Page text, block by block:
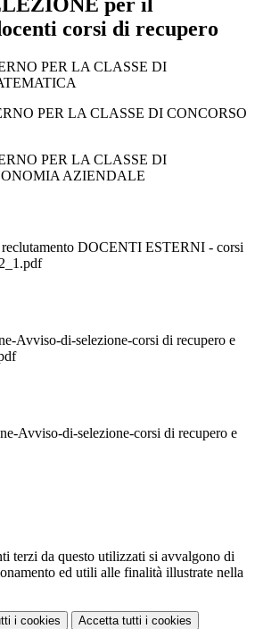
per il
corsi di recupero
PER LA CLASSE DI
PER LA CLASSE DI CONCORSO
PER LA CLASSE DI
AZIENDALE
DOCENTI ESTERNI - corsi
Avviso-di-selezione-corsi di recupero e
Avviso-di-selezione-corsi di recupero e
terzi da questo utilizzati si avvalgono di
ed utili alle finalità illustrate nella
i cookies Accetta tutti i cookies